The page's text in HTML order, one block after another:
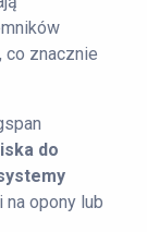
co znacznie
do
na opony lub